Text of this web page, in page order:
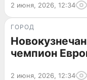
2 июня, 2026, 12:34
ГОРОД
чемпион
2 июня, 2026, 12:34